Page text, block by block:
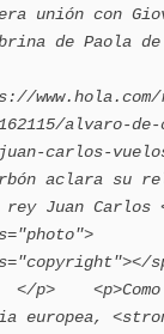
unión con
de Paola de
www.hola.com/
alvaro-
carlos-
aclara su
Juan Carlos
p>
europea,